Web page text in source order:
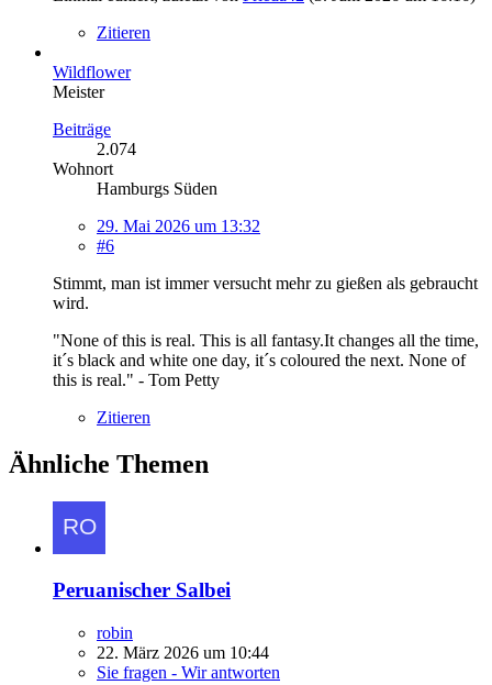
Zitieren
Wildflower
Meister
Beiträge
2.074
Wohnort
Hamburgs Süden
29. Mai 2026 um 13:32
#6
Stimmt, man ist immer versucht mehr zu gießen als gebraucht
wird.
"None of this is real. This is all fantasy.It changes all the time,
it´s black and white one day, it´s coloured the next. None of
this is real." - Tom Petty
Zitieren
Ähnliche Themen
Peruanischer Salbei
robin
22. März 2026 um 10:44
Sie fragen - Wir antworten